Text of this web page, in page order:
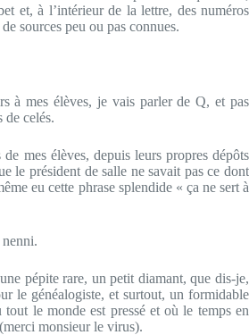
et, à l’intérieur de la lettre, des numéros
sources peu ou pas connues.
à mes élèves, je vais parler de Q, et pas
de celés.
de mes élèves, depuis leurs propres dépôts
le président de salle ne savait pas ce dont
eu cette phrase splendide « ça ne sert à
pépite rare, un petit diamant, que dis-je,
le généalogiste, et surtout, un formidable
le monde est pressé et où le temps en
monsieur le virus).